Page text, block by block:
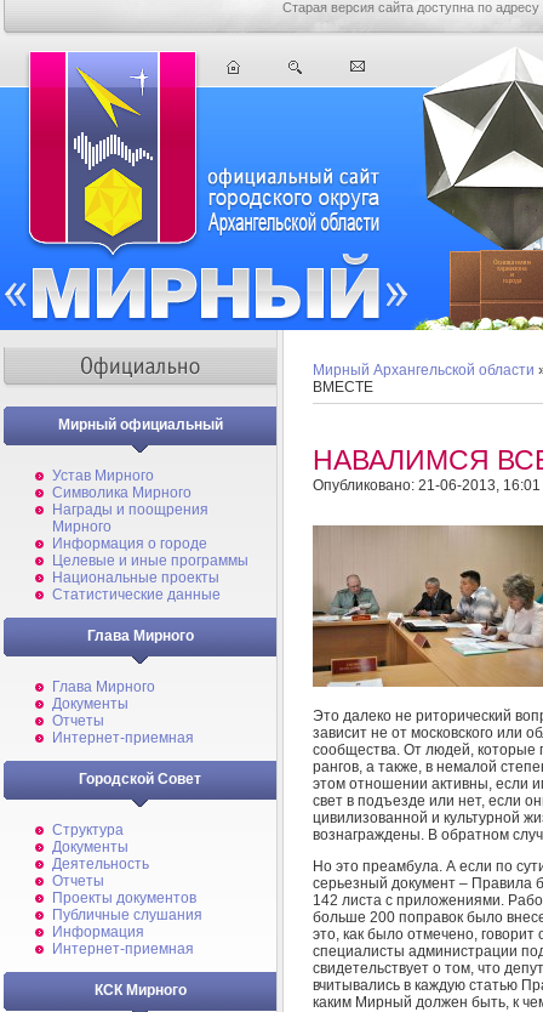
Старая версия сайта доступна по адресу
Мирный официальный
Устав Мирного
Символика Мирного
Награды и поощрения
Мирного
Информация о городе
Целевые и иные программы
Национальные проекты
Статистические данные
Глава Мирного
Глава Мирного
Документы
Отчеты
Интернет-приемная
Городской Совет
Структура
Документы
Деятельность
Отчеты
Проекты документов
Публичные слушания
Информация
Интернет-приемная
КСК Мирного
Мирный Архангельской области
ВМЕСТЕ
НАВАЛИМСЯ
Опубликовано: 21-06-2013, 16:01
Это далеко не риторический
зависит не от московского или
сообщества. От людей, которые
рангов, а также, в немалой
этом отношении активны, если
свет в подъезде или нет, если
цивилизованной и культурной
вознаграждены. В обратном
Но это преамбула. А если по
серьезный документ – Правила
142 листа с приложениями.
больше 200 поправок было
это, как было отмечено,
специалисты администрации
свидетельствует о том, что
вчитывались в каждую статью
каким Мирный должен быть, к